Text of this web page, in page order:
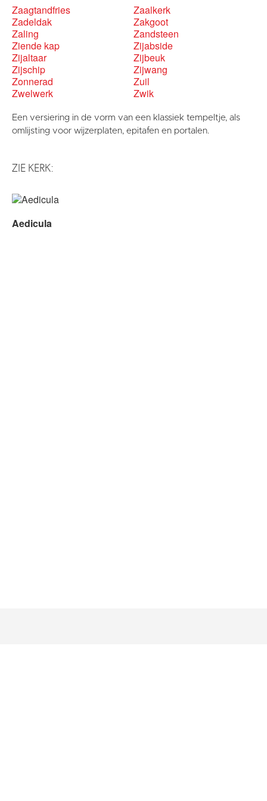
Zaagtandfries
Zaalkerk
Zadeldak
Zakgoot
Zaling
Zandsteen
Ziende kap
Zijabside
Zijaltaar
Zijbeuk
Zijschip
Zijwang
Zonnerad
Zuil
Zwelwerk
Zwik
Een versiering in de vorm van een klassiek tempeltje, als
omlijsting voor wijzerplaten, epitafen en portalen.
ZIE KERK:
Aedicula